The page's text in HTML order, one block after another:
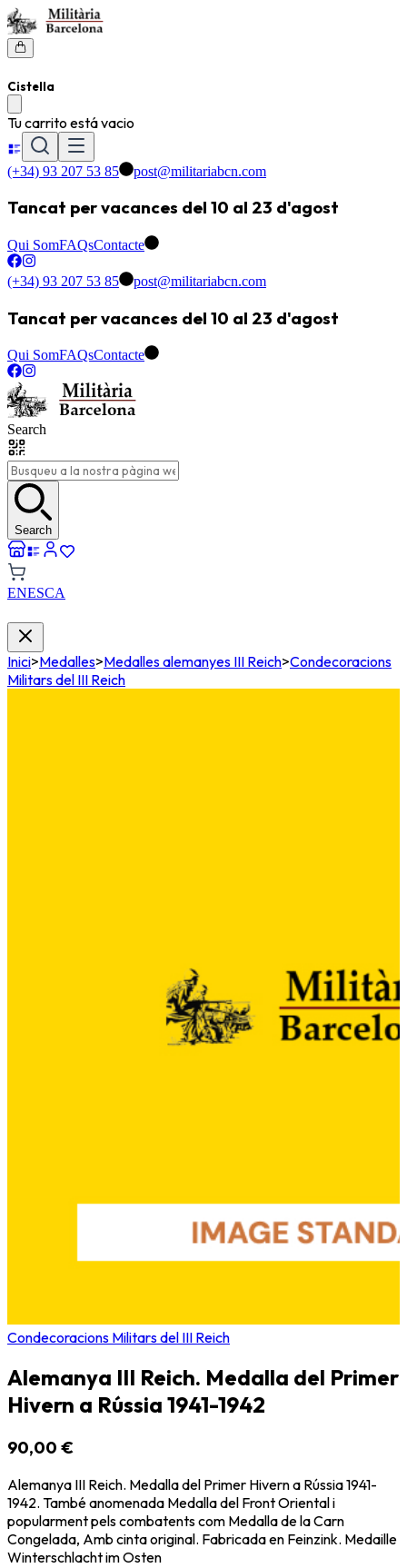
Cistella
Tu carrito está vacio
(+34) 93 207 53 85 post@militariabcn.com
Tancat per vacances del 10 al 23 d'agost
Qui SomFAQsContacte
(+34) 93 207 53 85 post@militariabcn.com
Tancat per vacances del 10 al 23 d'agost
Qui SomFAQsContacte
Search
Search
ENESCA
Inici>Medalles>Medalles alemanyes III Reich>Condecoracions
Militars del III Reich
Condecoracions Militars del III Reich
Alemanya III Reich. Medalla del Primer
Hivern a Rússia 1941-1942
90,00 €
Alemanya III Reich. Medalla del Primer Hivern a Rússia 1941-
1942. També anomenada Medalla del Front Oriental i
popularment pels combatents com Medalla de la Carn
Congelada, Amb cinta original. Fabricada en Feinzink. Medaille
Winterschlacht im Osten